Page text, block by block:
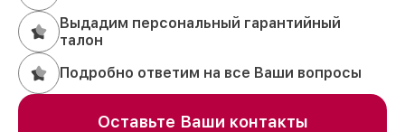
Выдадим персональный гарантийный
талон
Подробно ответим на все Ваши вопросы
Оставьте Ваши контакты